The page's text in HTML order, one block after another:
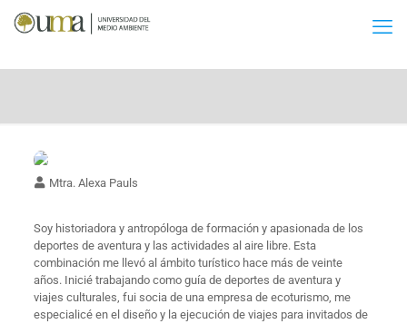
Mtra. Alexa Pauls
Soy historiadora y antropóloga de formación y apasionada de los
deportes de aventura y las actividades al aire libre. Esta
combinación me llevó al ámbito turístico hace más de veinte
años. Inicié trabajando como guía de deportes de aventura y
viajes culturales, fui socia de una empresa de ecoturismo, me
especialicé en el diseño y la ejecución de viajes para invitados de